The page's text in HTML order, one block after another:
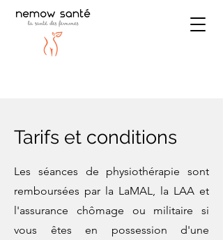
Tarifs et conditions
Les séances de physiothérapie sont
remboursées par la LaMAL, la LAA et
l'assurance chômage ou militaire si
vous êtes en possession d'une